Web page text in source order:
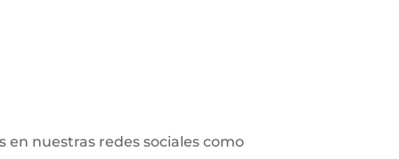
en nuestras redes sociales como